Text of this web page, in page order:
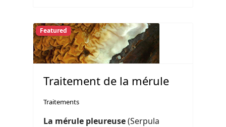
Featured
Traitement de la mérule
Traitements
La mérule pleureuse(Serpula